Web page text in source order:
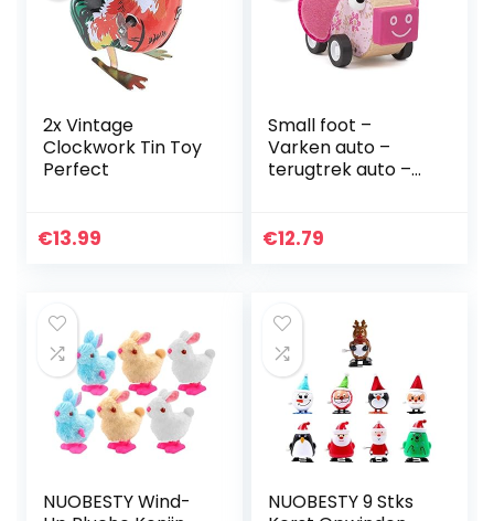
2x Vintage
Clockwork Tin Toy
Perfect
€13.99
Small foot –
Varken auto –
terugtrek auto –
jaar
€12.79
NUOBESTY Wind-
NUOBESTY 9 Stks